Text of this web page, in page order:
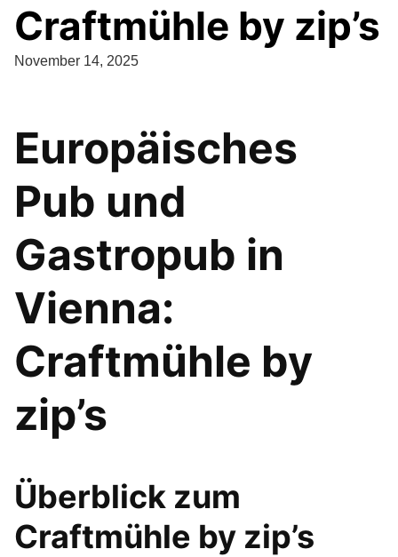
Craftmühle by zip’s
November 14, 2025
Europäisches
Pub und
Gastropub in
Vienna:
Craftmühle by
zip’s
Überblick zum
Craftmühle by zip’s